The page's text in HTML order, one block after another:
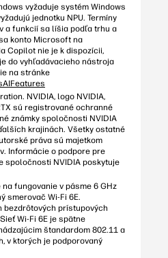
vyžaduje systém Windows
jednotku NPU. Termíny
a funkcií sa líšia podľa trhu a
konto Microsoft na
Copilot nie je k dispozícii,
do vyhľadávacieho nástroja
na stránke
NVIDIA, logo NVIDIA,
sú registrované ochranné
známky spoločnosti NVIDIA
krajinách. Všetky ostatné
práva sú majetkom
Informácie o podpore pre
spoločnosti NVIDIA poskytuje
na fungovanie v pásme 6 GHz
smerovač Wi-Fi 6E.
bezdrôtových prístupových
Wi-Fi 6E je spätne
štandardom 802.11 a
v ktorých je podporovaný